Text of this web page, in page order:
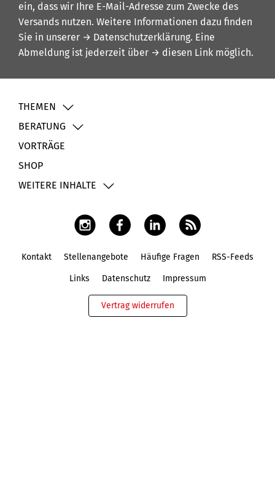
ein, dass wir Ihre E-Mail-Adresse zum Zwecke des
Versands nutzen. Weitere Informationen dazu finden
Sie in unserer → Datenschutzerklärung. Eine
Abmeldung ist jederzeit über → diesen Link möglich.
THEMEN
BERATUNG
VORTRÄGE
SHOP
WEITERE INHALTE
Kontakt Stellenangebote Häufige Fragen RSS-Feeds
Links Datenschutz Impressum
Vertrag widerrufen